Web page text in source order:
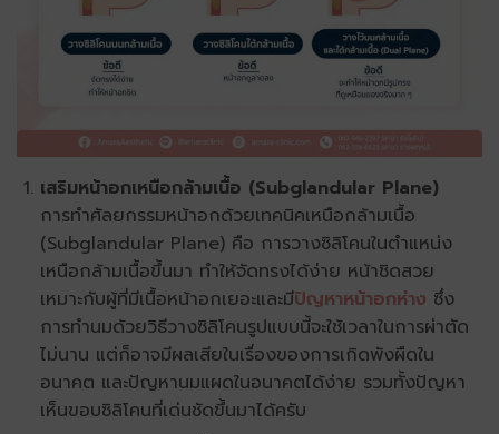
เสริมหน้าอกเหนือกล้ามเนื้อ (Subglandular Plane)
การทำศัลยกรรมหน้าอกด้วยเทคนิคเหนือกล้ามเนื้อ
(Subglandular Plane) คือ การวางซิลิโคนในตำแหน่ง
เหนือกล้ามเนื้อขึ้นมา ทำให้จัดทรงได้ง่าย หน้าชิดสวย
เหมาะกับผู้ที่มีเนื้อหน้าอกเยอะและมีปัญหาหน้าอกห่าง ซึ่ง
การทำนมด้วยวิธีวางซิลิโคนรูปแบบนี้จะใช้เวลาในการผ่าตัด
ไม่นาน แต่ก็อาจมีผลเสียในเรื่องของการเกิดพังผืดใน
อนาคต และปัญหานมแผดในอนาคตได้ง่าย รวมทั้งปัญหา
เห็นขอบซิลิโคนที่เด่นชัดขึ้นมาได้ครับ